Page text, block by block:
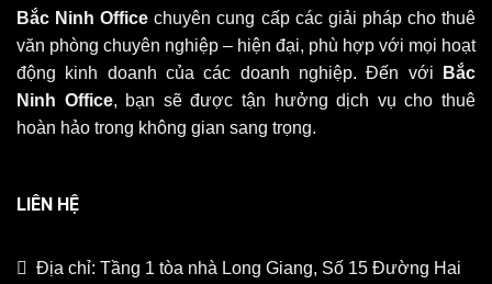
Bắc Ninh Office chuyên cung cấp các giải pháp cho thuê
văn phòng chuyên nghiệp – hiện đại, phù hợp với mọi hoạt
động kinh doanh của các doanh nghiệp. Đến với
Bắc
Ninh Office, bạn sẽ được tận hưởng dịch vụ cho thuê
hoàn hảo trong không gian sang trọng.
LIÊN HỆ
Địa chỉ: Tầng 1 tòa nhà Long Giang, Số 15 Đường Hai